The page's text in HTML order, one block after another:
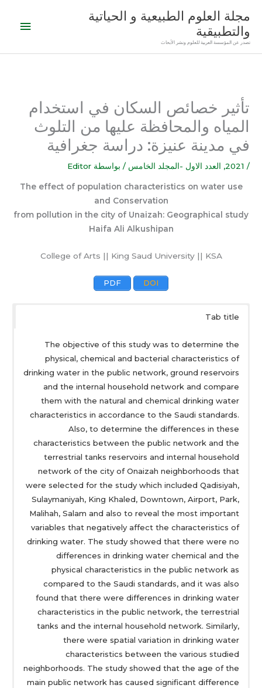
المحتوى
مجلة العلوم الطبيعية و الحياتية
والتطبيقية
تصدر عن المؤسسة العربية للعلوم ونشر الأبحاث
تأثير خصائص السكان في استخدام
المياه والمحافظة عليها من التلوث
في مدينة عنيزة: دراسة جغرافية
/
2021
, العدد الاول -المجلد الخامس / بواسطة Editor
The effect of population characteristics on water use
and Conservation
from pollution in the city of Unaizah: Geographical study
Haifa Ali Alkushipan
College of Arts || King Saud University || KSA
DOI
PDF
Tab title
The objective of this study was to determine the
physical, chemical and bacterial characteristics of
drinking water in the public network, ground reservoirs
and the internal household network and compare
them with the natural and chemical drinking water
characteristics in accordance to the Saudi standards.
Also, to determine the differences in these
characteristics between the public network and the
terrestrial tanks reservoirs and internal household
network of the city of Onaizah neighborhoods that
were selected for the study which included Qadisiyah,
Sulaymaniyah, King Khaled, Downtown, Airport, Park,
Malihah, Salam and also to reveal the most important
variables that negatively affect the characteristics of
drinking water. The study showed that there were no
differences in drinking water chemical and the
physical characteristics in the public network as
compared to the Saudi standards, and it was also
found that there were differences in drinking water
characteristics in the public network, the terrestrial
tanks and the internal household network. Similarly,
there were spatial variation in drinking water
characteristics between the various studied
neighborhoods. The study showed that the age of the
main public network has caused significant difference